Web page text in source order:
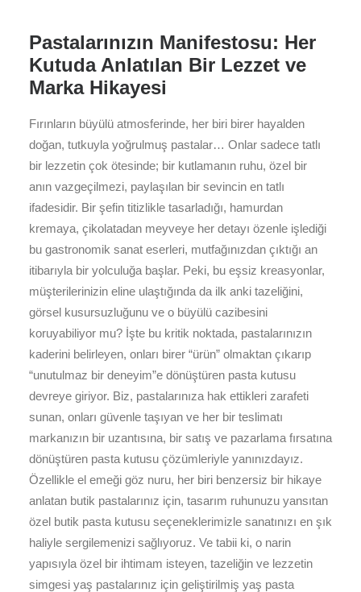
Pastalarınızın Manifestosu: Her
Kutuda Anlatılan Bir Lezzet ve
Marka Hikayesi
Fırınların büyülü atmosferinde, her biri birer hayalden
doğan, tutkuyla yoğrulmuş pastalar… Onlar sadece tatlı
bir lezzetin çok ötesinde; bir kutlamanın ruhu, özel bir
anın vazgeçilmezi, paylaşılan bir sevincin en tatlı
ifadesidir. Bir şefin titizlikle tasarladığı, hamurdan
kremaya, çikolatadan meyveye her detayı özenle işlediği
bu gastronomik sanat eserleri, mutfağınızdan çıktığı an
itibarıyla bir yolculuğa başlar. Peki, bu eşsiz kreasyonlar,
müşterilerinizin eline ulaştığında da ilk anki tazeliğini,
görsel kusursuzluğunu ve o büyülü cazibesini
koruyabiliyor mu? İşte bu kritik noktada, pastalarınızın
kaderini belirleyen, onları birer “ürün” olmaktan çıkarıp
“unutulmaz bir deneyim”e dönüştüren pasta kutusu
devreye giriyor. Biz, pastalarınıza hak ettikleri zarafeti
sunan, onları güvenle taşıyan ve her bir teslimatı
markanızın bir uzantısına, bir satış ve pazarlama fırsatına
dönüştüren pasta kutusu çözümleriyle yanınızdayız.
Özellikle el emeği göz nuru, her biri benzersiz bir hikaye
anlatan butik pastalarınız için, tasarım ruhunuzu yansıtan
özel butik pasta kutusu seçeneklerimizle sanatınızı en şık
haliyle sergilemenizi sağlıyoruz. Ve tabii ki, o narin
yapısıyla özel bir ihtimam isteyen, tazeliğin ve lezzetin
simgesi yaş pastalarınız için geliştirilmiş yaş pasta